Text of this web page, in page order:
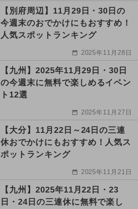
【別府周辺】11月29日・30日の
今週末のおでかけにもおすすめ！
人気スポットランキング
2025年11月28日
【九州】2025年11月29日・30日
の今週末に無料で楽しめるイベン
ト12選
2025年11月27日
【大分】11月22日～24日の三連
休おでかけにもおすすめ！人気ス
ポットランキング
2025年11月21日
【九州】2025年11月22日・23
日・24日の三連休に無料で楽し